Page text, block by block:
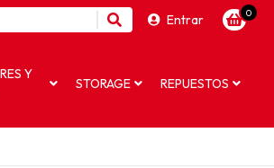
Entrar 0
Y
STORAGE REPUESTOS